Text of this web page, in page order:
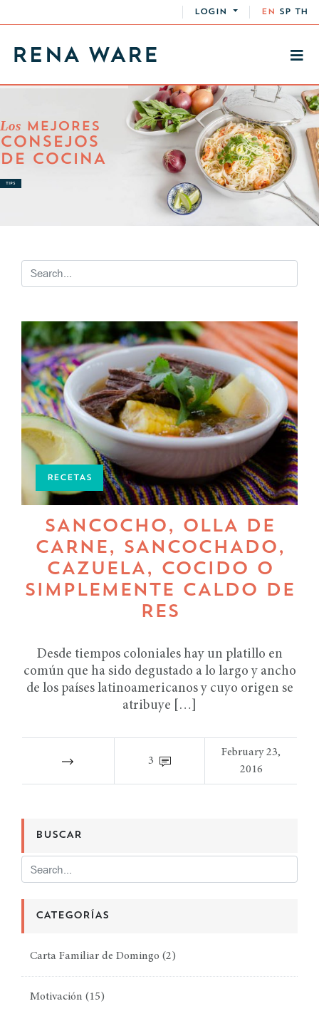
LOGIN EN SP TH
Los MEJORES
CONSEJOS
DE COCINA
TIPS
RECETAS
SANCOCHO, OLLA DE
CARNE, SANCOCHADO,
CAZUELA, COCIDO O
SIMPLEMENTE CALDO DE
RES
Desde tiempos coloniales hay un platillo en
común que ha sido degustado a lo largo y ancho
de los países latinoamericanos y cuyo origen se
atribuye […]
3
February 23,
2016
BUSCAR
CATEGORÍAS
Carta Familiar de Domingo (2)
Motivación (15)